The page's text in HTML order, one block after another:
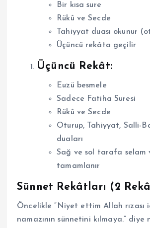
Bir kısa sure
Rükû ve Secde
Tahiyyat duası okunur
Üçüncü rekâta geçilir
Üçüncü Rekât:
Euzü besmele
Sadece Fatiha Suresi
Rükû ve Secde
Oturup, Tahiyyat, Salli-
duaları
Sağ ve sol tarafa selam
tamamlanır
Sünnet Rekâtları (2
Öncelikle “Niyet ettim Allah rızası
namazının sünnetini kılmaya.” diye